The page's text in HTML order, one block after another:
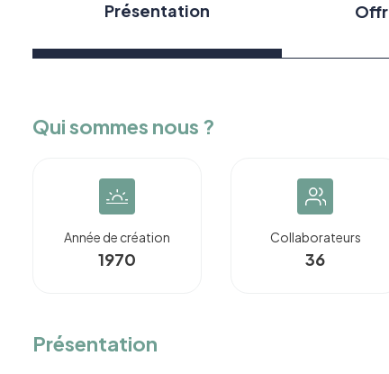
Présentation
Qui sommes nous ?
Année de création
1970
Collaborateurs
36
Présentation